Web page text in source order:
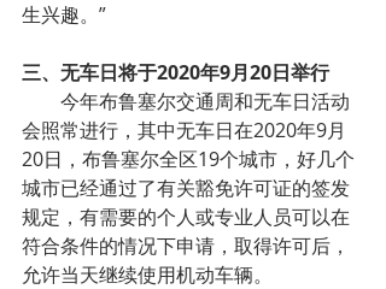
生兴趣。”
三、无车日将于2020年9月20日举行
会照常进行，其中无车日在2020年9月
20日，布鲁塞尔全区19个城市，好几个
城市已经通过了有关豁免许可证的签发
规定，有需要的个人或专业人员可以在
符合条件的情况下申请，取得许可后，
允许当天继续使用机动车辆。